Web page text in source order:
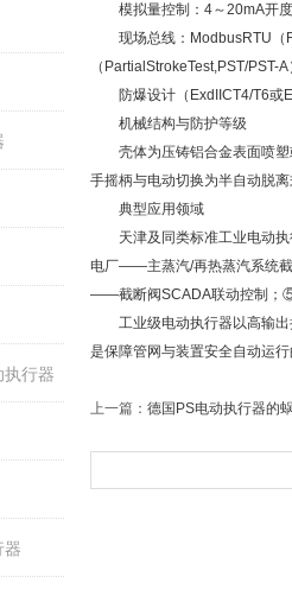
执行器
器
模拟量控制：4～20mA开度
现场总线：ModbusRTU（
（PartialStrokeTest,PST/PST-
防爆设计（ExdIICT4/T6或
机械结构与防护等级
壳体为压铸铝合金表面喷塑
手摇柄与电动切换为半自动脱
典型应用领域
天津及同类标准工业电动执
电厂——主蒸汽/再热蒸汽系统
——截断阀SCADA联动控制；
工业级电动执行器以高输出
是保障管网与装置安全自动运
上一篇： 德国PS电动执行器的